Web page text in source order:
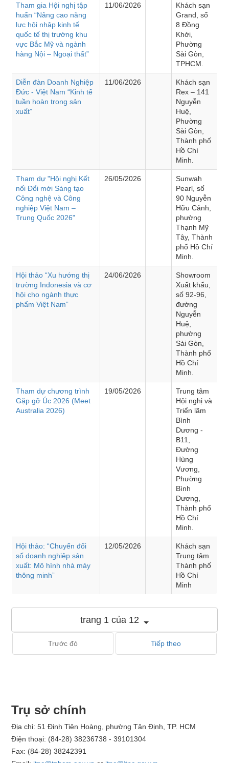
Tham gia Hội nghị tập
huấn “Nâng cao năng
lực hội nhập kinh tế
quốc tế thị trường khu
vực Bắc Mỹ và ngành
hàng Nội – Ngoại thất”
11/06/2026
Khách sạn
Grand, số
8 Đồng
Khởi,
Phường
Sài Gòn,
TPHCM.
Diễn đàn Doanh Nghiệp
Đức - Việt Nam “Kinh tế
tuần hoàn trong sản
xuất”
11/06/2026
Khách sạn
Rex – 141
Nguyễn
Huệ,
Phường
Sài Gòn,
Thành phố
Hồ Chí
Minh.
Tham dự "Hội nghị Kết
nối Đổi mới Sáng tạo
Công nghệ và Công
nghiệp Việt Nam –
Trung Quốc 2026"
26/05/2026
Sunwah
Pearl, số
90 Nguyễn
Hữu Cảnh,
phường
Thạnh Mỹ
Tây, Thành
phố Hồ Chí
Minh.
Hội thảo “Xu hướng thị
trường Indonesia và cơ
hội cho ngành thực
phẩm Việt Nam”
24/06/2026
Showroom
Xuất khẩu,
số 92-96,
đường
Nguyễn
Huệ,
phường
Sài Gòn,
Thành phố
Hồ Chí
Minh.
Tham dự chương trình
Gặp gỡ Úc 2026 (Meet
Australia 2026)
19/05/2026
Trung tâm
Hội nghị và
Triển lãm
Bình
Dương -
B11,
Đường
Hùng
Vương,
Phường
Bình
Dương,
Thành phố
Hồ Chí
Minh.
Hội thảo: “Chuyển đổi
số doanh nghiệp sản
xuất: Mô hình nhà máy
thông minh”
12/05/2026
Khách sạn
Trung tâm
Thành phố
Hồ Chí
Minh
trang 1 của 12
Trước đó Tiếp theo
Trụ sở chính
Địa chỉ: 51 Đinh Tiên Hoàng, phường Tân Định, TP. HCM
Điện thoại: (84-28) 38236738 - 39101304
Fax: (84-28) 38242391